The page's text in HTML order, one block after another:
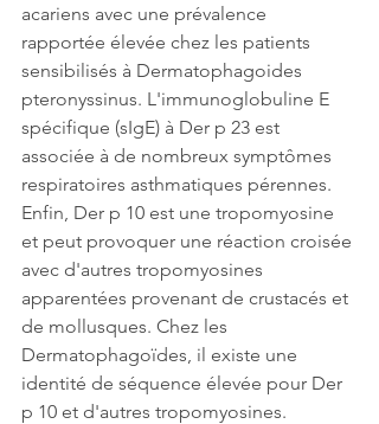
acariens avec une prévalence
rapportée élevée chez les patients
sensibilisés à Dermatophagoides
pteronyssinus. L'immunoglobuline E
spécifique (sIgE) à Der p 23 est
associée à de nombreux symptômes
respiratoires asthmatiques pérennes.
Enfin, Der p 10 est une tropomyosine
et peut provoquer une réaction croisée
avec d'autres tropomyosines
apparentées provenant de crustacés et
de mollusques. Chez les
Dermatophagoïdes, il existe une
identité de séquence élevée pour Der
p 10 et d'autres tropomyosines.